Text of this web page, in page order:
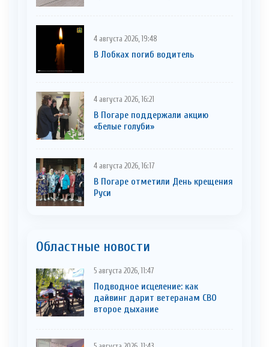
4 августа 2026, 19:48
В Лобках погиб водитель
4 августа 2026, 16:21
В Погаре поддержали акцию
«Белые голуби»
4 августа 2026, 16:17
В Погаре отметили День крещения
Руси
Областные новости
5 августа 2026, 11:47
Подводное исцеление: как
дайвинг дарит ветеранам СВО
второе дыхание